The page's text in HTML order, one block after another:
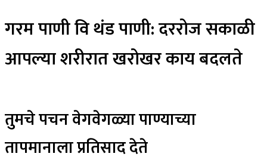
गरम पाणी वि थंड पाणी: दररोज सकाळी
आपल्या शरीरात खरोखर काय बदलते
तुमचे पचन वेगवेगळ्या पाण्याच्या
तापमानाला प्रतिसाद देते